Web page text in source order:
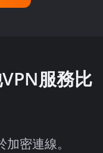
服務比
密連線。